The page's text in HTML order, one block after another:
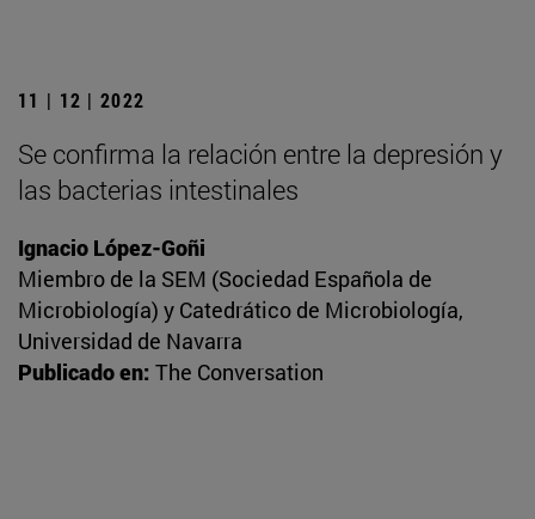
11 | 12 | 2022
Se confirma la relación entre la depresión y
las bacterias intestinales
Ignacio López-Goñi
Miembro de la SEM (Sociedad Española de
Microbiología) y Catedrático de Microbiología,
Universidad de Navarra
Publicado en: The Conversation